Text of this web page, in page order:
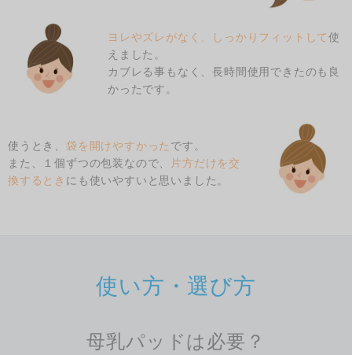
ヨレやズレがなく、しっかりフィットして使
えました。
カブレる事もなく、長時間使用できたのも良
かったです。
使うとき、 袋を開けやすかった です。
また、１個ずつの包装なので、
片方だけを交
換するとき にも使いやすいと思いました。
使い方・選び方
母乳パッドは必要？